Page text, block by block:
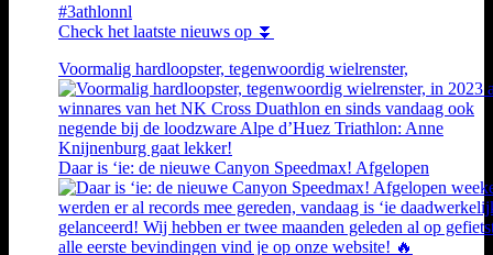
#3athlonnl
Check het laatste nieuws op ⏬
Voormalig hardloopster, tegenwoordig wielrenster,
Daar is ‘ie: de nieuwe Canyon Speedmax! Afgelopen